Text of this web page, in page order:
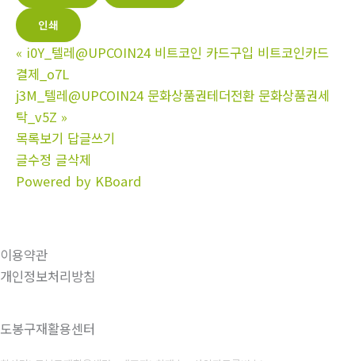
인쇄
« i0Y_텔레@UPCOIN24 비트코인 카드구입 비트코인카드
결제_o7L
j3M_텔레@UPCOIN24 문화상품권테더전환 문화상품권세
탁_v5Z »
목록보기 답글쓰기
글수정 글삭제
Powered by KBoard
이용약관
개인정보처리방침
도봉구재활용센터